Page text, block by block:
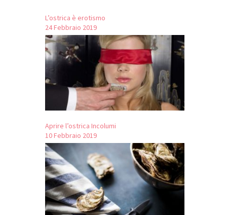
L’ostrica è erotismo
24 Febbraio 2019
Aprire l’ostrica Incolumi
10 Febbraio 2019